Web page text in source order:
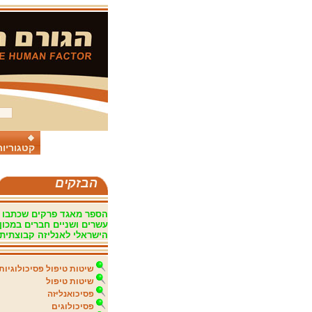
הבזקים
הספר מאגד פרקים שכתבו
עשרים ושניים חברים במכון
הישראלי לאנליזה קבוצתית
שיטות טיפול
שיטות טיפול
פסיכואנליזה
פסיכולוגים